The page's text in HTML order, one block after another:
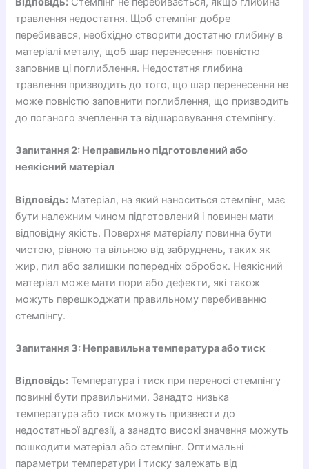
травлення недостатня. Щоб стемпінг добре
перебивався, необхідно створити достатню глибину в
матеріалі металу, щоб шар перенесення повністю
заповнив ці поглиблення. Недостатня глибина
травлення призводить до того, що шар перенесення не
може повністю заповнити поглиблення, що призводить
до поганого зчеплення та відшаровування стемпінгу.
Запитання 2: Неправильно підготовлений або
неякісний матеріал
Відповідь: Матеріал, на який наноситься стемпінг, має
бути належним чином підготовлений і повинен мати
відповідну якість. Поверхня матеріалу повинна бути
чистою, рівною та вільною від забруднень, таких як
жир, пил або залишки попередніх обробок. Неякісний
матеріал може мати пори або дефекти, які також
можуть перешкоджати правильному перебиванню
стемпінгу.
Запитання 3: Неправильна температура або тиск
Відповідь: Температура і тиск при переносі стемпінгу
повинні бути правильними. Занадто низька
температура або тиск можуть призвести до
недостатньої адгезії, а занадто високі значення можуть
пошкодити матеріал або стемпінг. Оптимальні
параметри температури і тиску залежать від